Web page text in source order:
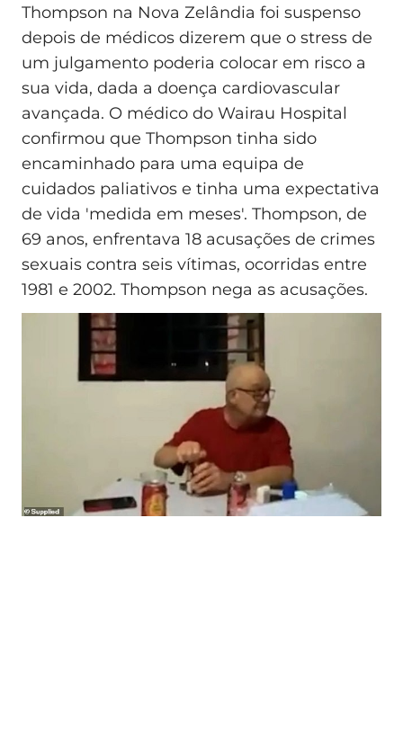
Thompson na Nova Zelândia foi suspenso
depois de médicos dizerem que o stress de
um julgamento poderia colocar em risco a
sua vida, dada a doença cardiovascular
avançada. O médico do Wairau Hospital
confirmou que Thompson tinha sido
encaminhado para uma equipa de
cuidados paliativos e tinha uma expectativa
de vida 'medida em meses'. Thompson, de
69 anos, enfrentava 18 acusações de crimes
sexuais contra seis vítimas, ocorridas entre
1981 e 2002. Thompson nega as acusações.